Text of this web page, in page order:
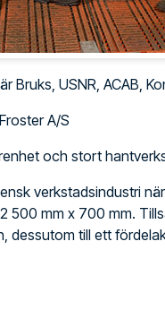
Bruks, USNR, ACAB,
A/S
och stort
verkstadsindustri
500 mm x 700 mm.
dessutom till ett